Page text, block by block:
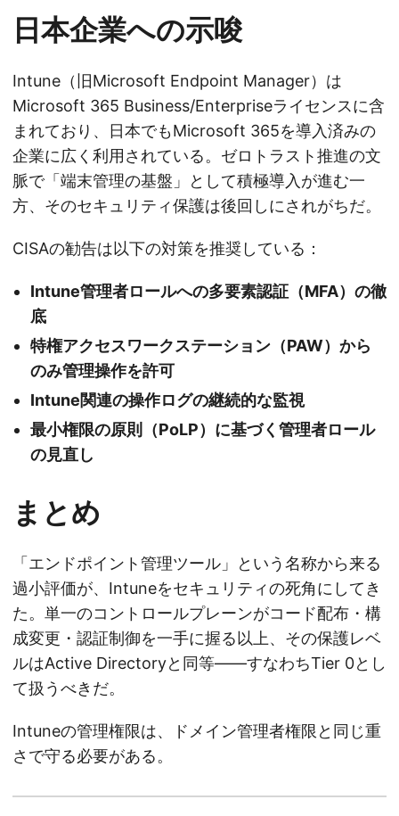
日本企業への示唆
Intune（旧Microsoft Endpoint Manager）は
Microsoft 365 Business/Enterpriseライセンスに含
まれており、日本でもMicrosoft 365を導入済みの
企業に広く利用されている。ゼロトラスト推進の文
脈で「端末管理の基盤」として積極導入が進む一
方、そのセキュリティ保護は後回しにされがちだ。
CISAの勧告は以下の対策を推奨している：
Intune管理者ロールへの多要素認証（MFA）の徹
底
特権アクセスワークステーション（PAW）から
のみ管理操作を許可
Intune関連の操作ログの継続的な監視
最小権限の原則（PoLP）に基づく管理者ロール
の見直し
まとめ
「エンドポイント管理ツール」という名称から来る
過小評価が、Intuneをセキュリティの死角にしてき
た。単一のコントロールプレーンがコード配布・構
成変更・認証制御を一手に握る以上、その保護レベ
ルはActive Directoryと同等——すなわちTier 0とし
て扱うべきだ。
Intuneの管理権限は、ドメイン管理者権限と同じ重
さで守る必要がある。